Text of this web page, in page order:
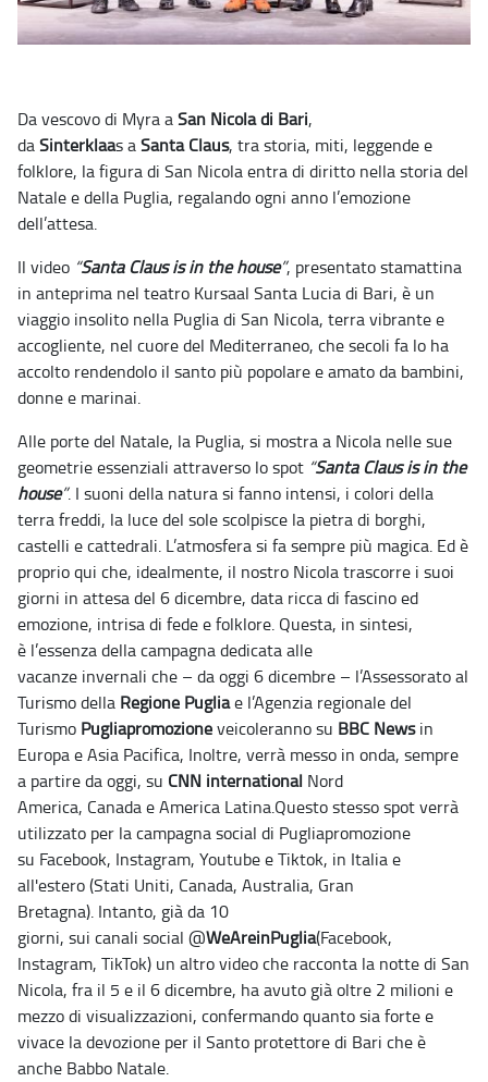
Da vescovo di Myra aSan Nicola di Bari,
daSinterklaas aSanta Claus, tra storia, miti, leggende e
folklore, la figura di San Nicola entra di diritto nella storia del
Natale e della Puglia, regalando ogni anno l’emozione
dell’attesa.
Il video “Santa Claus is in the house”, presentato stamattina
in anteprima nel teatro Kursaal Santa Lucia di Bari, è un
viaggio insolito nella Puglia di San Nicola, terra vibrante e
accogliente, nel cuore del Mediterraneo, che secoli fa lo ha
accolto rendendolo il santo più popolare e amato da bambini,
donne e marinai.
Alle porte del Natale, la Puglia, si mostra a Nicola nelle sue
geometrie essenziali attraverso lo spot “Santa Claus is in the
house”. I suoni della natura si fanno intensi, i colori della
terra freddi, la luce del sole scolpisce la pietra di borghi,
castelli e cattedrali. L’atmosfera si fa sempre più magica. Ed è
proprio qui che, idealmente, il nostro Nicola trascorre i suoi
giorni in attesa del 6 dicembre, data ricca di fascino ed
emozione, intrisa di fede e folklore. Questa, in sintesi,
è l’essenza della campagna dedicata alle
vacanze invernali che – da oggi 6 dicembre – l’Assessorato al
Turismo della Regione Pugliae l’Agenzia regionale del
Turismo Pugliapromozioneveicoleranno su BBC Newsin
Europa e Asia Pacifica, Inoltre, verrà messo in onda, sempre
a partire da oggi, su CNN international Nord
America, Canada e America Latina.Questo stesso spot verrà
utilizzato per la campagna social di Pugliapromozione
su Facebook, Instagram, Youtube e Tiktok, in Italia e
all'estero (Stati Uniti, Canada, Australia, Gran
Bretagna). Intanto, già da 10
giorni, sui canali social @WeAreinPuglia(Facebook,
Instagram, TikTok) un altro video che racconta la notte di San
Nicola, fra il 5 e il 6 dicembre, ha avuto già oltre 2 milioni e
mezzo di visualizzazioni, confermando quanto sia forte e
vivace la devozione per il Santo protettore di Bari che è
anche Babbo Natale.